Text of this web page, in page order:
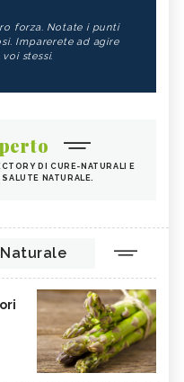
forza. Notate i punti
Imparerete ad agire
stessi.
DI CURE-NATURALI E
NATURALE.